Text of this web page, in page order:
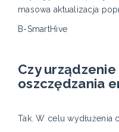
masowa aktualizacja
B-SmartHive
Czy
oszczędzania
Tak. W celu wydłużenia